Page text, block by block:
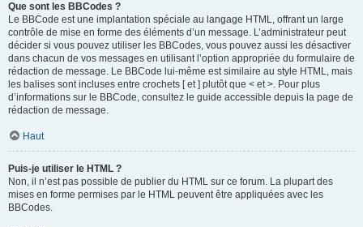
Que sont les BBCodes ?
Le BBCode est une implantation spéciale au langage HTML, offrant un large
contrôle de mise en forme des éléments d’un message. L’administrateur peut
décider si vous pouvez utiliser les BBCodes, vous pouvez aussi les désactiver
dans chacun de vos messages en utilisant l’option appropriée du formulaire de
rédaction de message. Le BBCode lui-même est similaire au style HTML, mais
les balises sont incluses entre crochets [ et ] plutôt que < et >. Pour plus
d’informations sur le BBCode, consultez le guide accessible depuis la page de
rédaction de message.
Haut
Puis-je utiliser le HTML ?
Non, il n’est pas possible de publier du HTML sur ce forum. La plupart des
mises en forme permises par le HTML peuvent être appliquées avec les
BBCodes.